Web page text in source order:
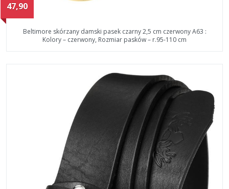
47,90
Beltimore skórzany damski pasek czarny 2,5 cm czerwony A63 :
Kolory – czerwony, Rozmiar pasków – r.95-110 cm